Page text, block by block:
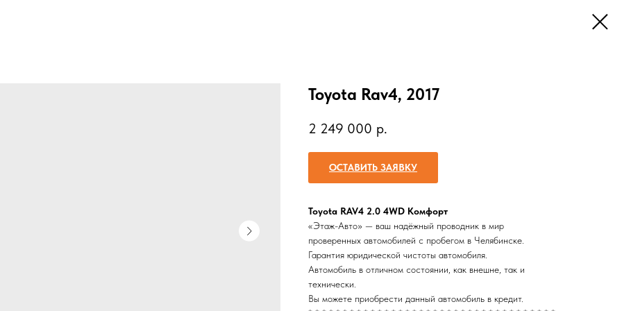
Toyota Rav4, 2017
2 249 000 р.
ОСТАВИТЬ ЗАЯВКУ
Toyota RAV4 2.0 4WD Комфорт
«Этаж-Авто» — ваш надёжный проводник в мир
проверенных автомобилей с пробегом в Челябинске.
Гарантия юридической чистоты автомобиля.
Автомобиль в отличном состоянии, как внешне, так и
технически.
Вы можете приобрести данный автомобиль в кредит.